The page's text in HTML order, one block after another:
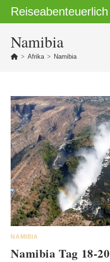
InhaltReiseabenteuerlich
Namibia
> Afrika > Namibia
NAMIBIA
Namibia Tag 18-